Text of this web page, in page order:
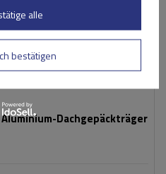
Aluminium-Dachgepäckträger
bestätigen
alle